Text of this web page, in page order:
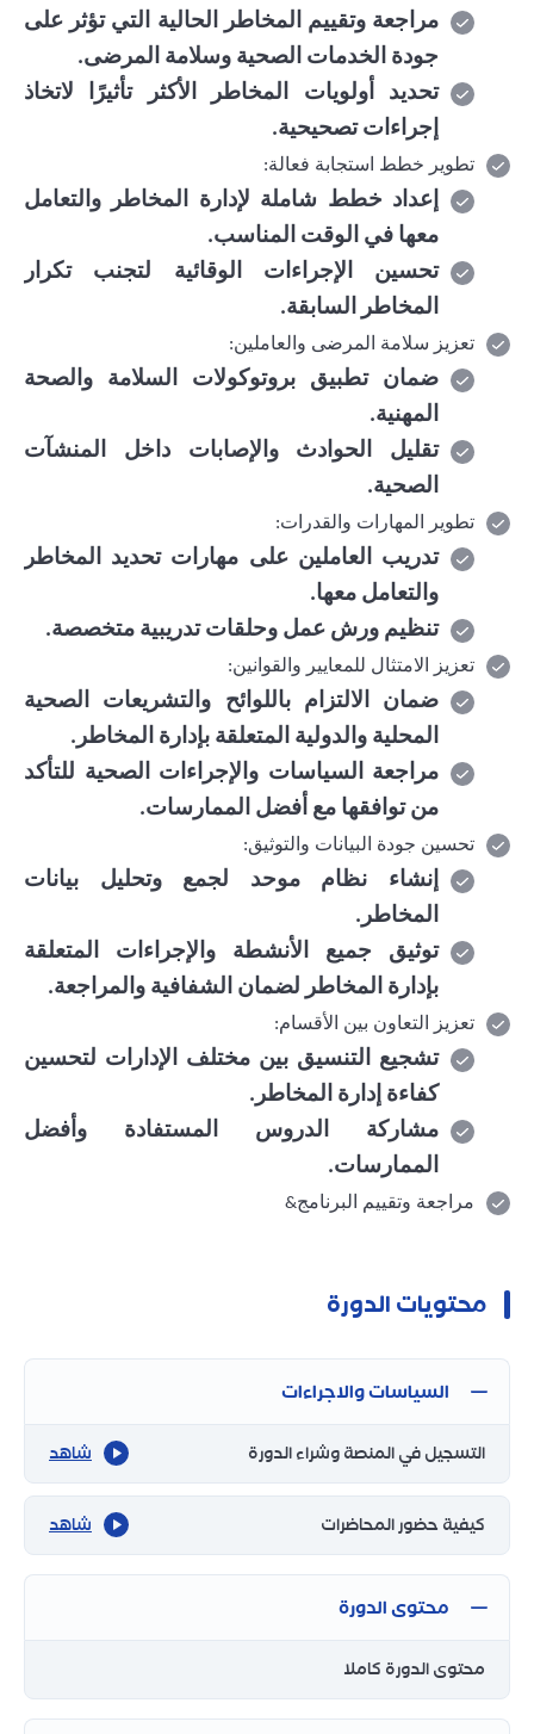
مراجعة وتقييم المخاطر الحالية التي تؤثر على
جودة الخدمات الصحية وسلامة المرضى.
تحديد أولويات المخاطر الأكثر تأثيرًا لاتخاذ
إجراءات تصحيحية.
تطوير خطط استجابة فعالة:
إعداد خطط شاملة لإدارة المخاطر والتعامل
معها في الوقت المناسب.
تحسين الإجراءات الوقائية لتجنب تكرار
المخاطر السابقة.
تعزيز سلامة المرضى والعاملين:
ضمان تطبيق بروتوكولات السلامة والصحة
المهنية.
تقليل الحوادث والإصابات داخل المنشآت
الصحية.
تطوير المهارات والقدرات:
تدريب العاملين على مهارات تحديد المخاطر
والتعامل معها.
تنظيم ورش عمل وحلقات تدريبية متخصصة.
تعزيز الامتثال للمعايير والقوانين:
ضمان الالتزام باللوائح والتشريعات الصحية
المحلية والدولية المتعلقة بإدارة المخاطر .
مراجعة السياسات والإجراءات الصحية للتأكد
من توافقها مع أفضل الممارسات.
تحسين جودة البيانات والتوثيق:
إنشاء نظام موحد لجمع وتحليل بيانات
المخاطر .
توثيق جميع الأنشطة والإجراءات المتعلقة
بإدارة المخاطر لضمان الشفافية والمراجعة.
تعزيز التعاون بين الأقسام:
تشجيع التنسيق بين مختلف الإدارات لتحسين
كفاءة إدارة المخاطر .
مشاركة الدروس المستفادة وأفضل
الممارسات.
مراجعة وتقييم البرنامج&
محتويات الدورة
السياسات والاجراءات
التسجيل في المنصة وشراء الدورة شاهد
كيفية حضور المحاضرات شاهد
محتوى الدورة
محتوى الدورة كاملا